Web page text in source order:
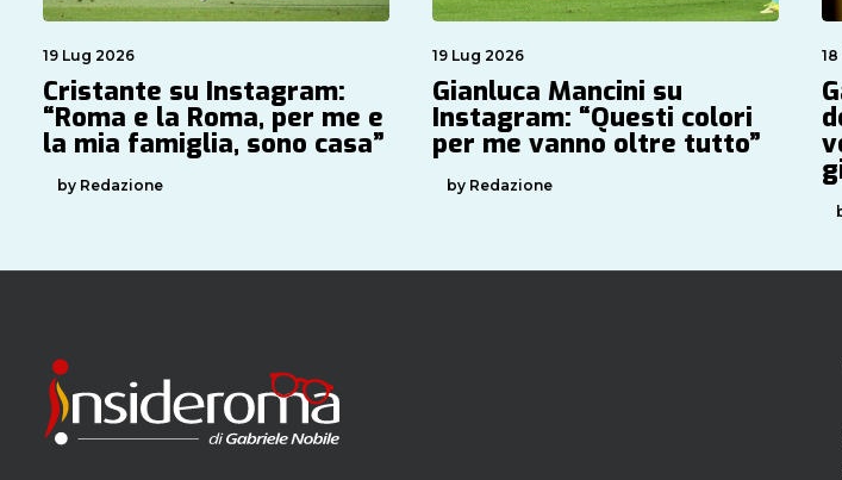
19 Lug 2026
Cristante su Instagram:
“Roma e la Roma, per me e
la mia famiglia, sono casa”
by Redazione
19 Lug 2026
Gianluca Mancini su
Instagram: “Questi colori
per me vanno oltre tutto”
by Redazione